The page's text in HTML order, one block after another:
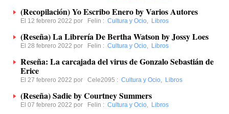
(Recopilación) Yo Escribo Enero by Varios Autores
El 12 febrero 2022 por Felin : Cultura y Ocio, Libros
(Reseña) La Librería De Bertha Watson by Jossy Loes
El 28 febrero 2022 por Felin : Cultura y Ocio, Libros
Reseña: La carcajada del virus de Gonzalo Sebastián de
Erice
El 27 febrero 2022 por Cele2095 : Cultura y Ocio, Libros
(Reseña) Sadie by Courtney Summers
El 07 febrero 2022 por Felin : Cultura y Ocio, Libros